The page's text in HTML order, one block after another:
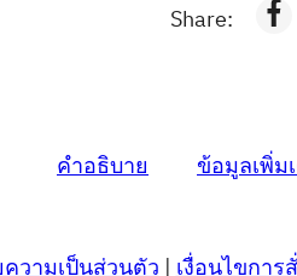
Share:
คำอธิบาย ข้อมูลเพิ่ม
วามเป็นส่วนตัว|เงื่อนไขการ